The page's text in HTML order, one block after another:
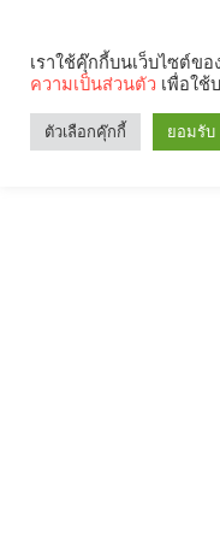
เราใช้คุ๊กกี้บนเว็บไซต์ข
ความเป็นส่วนตัว เพื่อใช้
ตัวเลือกคุ๊กกี้ ยอมรับ